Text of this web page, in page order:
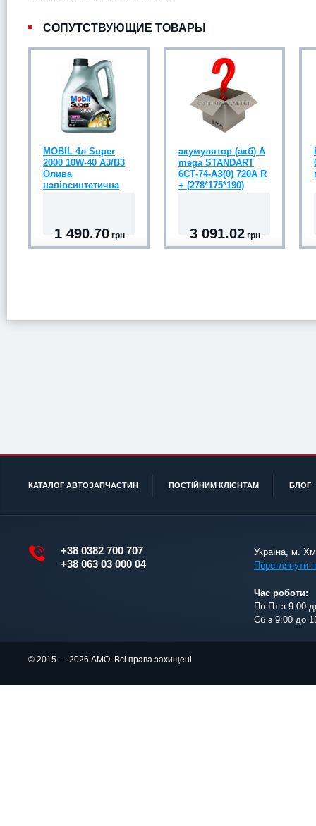
СОПУТСТВУЮЩИЕ ТОВАРЫ
MOBIL 4л Super
2000 10W-40 A3/B3
Олива
напівсинтетична
1 490.70 грн
акумулятор (акб) A
mega STANDART
6СТ-74-АЗ(0) 720A R
+ (278*175*190)
3 091.02 грн
КАТАЛОГ АВТОЗАПЧАСТИН ПОСТІЙНИМ КЛІЄНТАМ БЛОГ
+38 0382 700 707
+38 063 03 000 04
Україна, м.
Переглянути
Час роботи:
Пн-Пт з 9:00
Сб з 9:00 до
© 2015 — 2026 АМО. Всі права захищені